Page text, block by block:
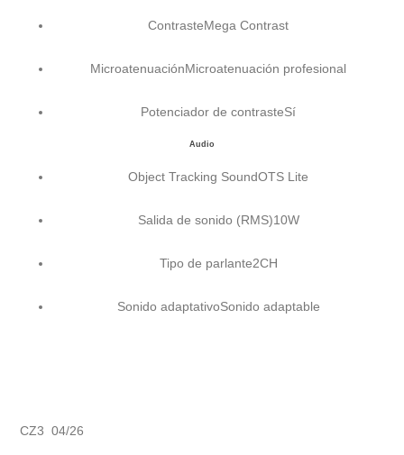
ContrasteMega Contrast
MicroatenuaciónMicroatenuación profesional
Potenciador de contrasteSí
Audio
Object Tracking SoundOTS Lite
Salida de sonido (RMS)10W
Tipo de parlante2CH
Sonido adaptativoSonido adaptable
CZ3 04/26